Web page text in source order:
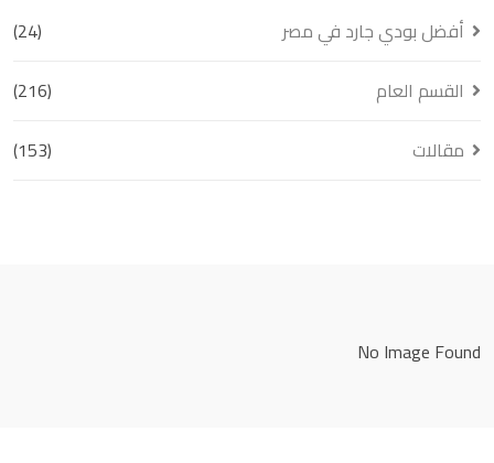
أفضل بودي جارد في مصر
(24)
القسم العام
(216)
مقالات
(153)
No Image Found